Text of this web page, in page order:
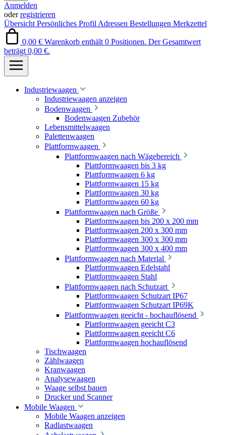
Anmelden
oderregistrieren
Übersicht Persönliches Profil Adressen Bestellungen Merkzettel
0,00 € Warenkorb enthält 0 Positionen. Der Gesamtwert
beträgt 0,00 €.
Industriewaagen
Industriewaagen anzeigen
Bodenwaagen
Bodenwaagen Zubehör
Lebensmittelwaagen
Palettenwaagen
Plattformwaagen
Plattformwaagen nach Wägebereich
Plattformwaagen bis 3 kg
Plattformwaagen 6 kg
Plattformwaagen 15 kg
Plattformwaagen 30 kg
Plattformwaagen 60 kg
Plattformwaagen nach Größe
Plattformwaagen bis 200 x 200 mm
Plattformwaagen 200 x 300 mm
Plattformwaagen 300 x 300 mm
Plattformwaagen 300 x 400 mm
Plattformwaagen nach Material
Plattformwaagen Edelstahl
Plattformwaagen Stahl
Plattformwaagen nach Schutzart
Plattformwaagen Schutzart IP67
Plattformwaagen Schutzart IP69K
Plattformwaagen geeicht - hochauflösend
Plattformwaagen geeicht C3
Plattformwaagen geeicht C6
Plattformwaagen hochauflösend
Tischwaagen
Zählwaagen
Kranwaagen
Analysewaagen
Waage selbst bauen
Drucker und Scanner
Mobile Waagen
Mobile Waagen anzeigen
Radlastwaagen